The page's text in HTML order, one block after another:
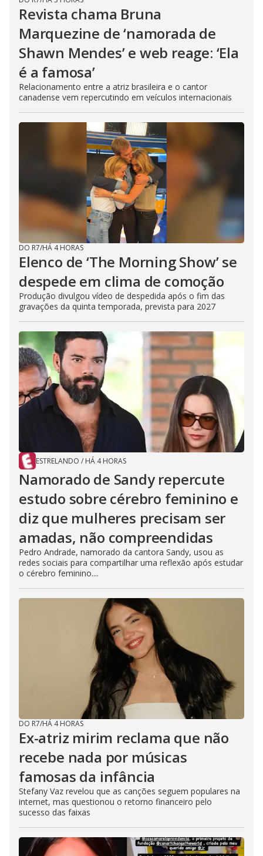
Revista chama Bruna
Marquezine de ‘namorada de
Shawn Mendes’ e web reage: ‘Ela
é a famosa’
Relacionamento entre a atriz brasileira e o cantor
canadense vem repercutindo em veículos internacionais
DO R7/HÁ 4 HORAS
Elenco de ‘The Morning Show’ se
despede em clima de comoção
Produção divulgou vídeo de despedida após o fim das
gravações da quinta temporada, prevista para 2027
ESTRELANDO / HÁ 4 HORAS
Namorado de Sandy repercute
estudo sobre cérebro feminino e
diz que mulheres precisam ser
amadas, não compreendidas
Pedro Andrade, namorado da cantora Sandy, usou as
redes sociais para compartilhar uma reflexão após estudar
o cérebro feminino....
DO R7/HÁ 4 HORAS
Ex-atriz mirim reclama que não
recebe nada por músicas
famosas da infância
Stefany Vaz revelou que as canções seguem populares na
internet, mas questionou o retorno financeiro pelo
sucesso das faixas